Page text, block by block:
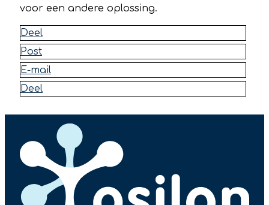
voor een andere oplossing.
Deel
Post
E-mail
Deel